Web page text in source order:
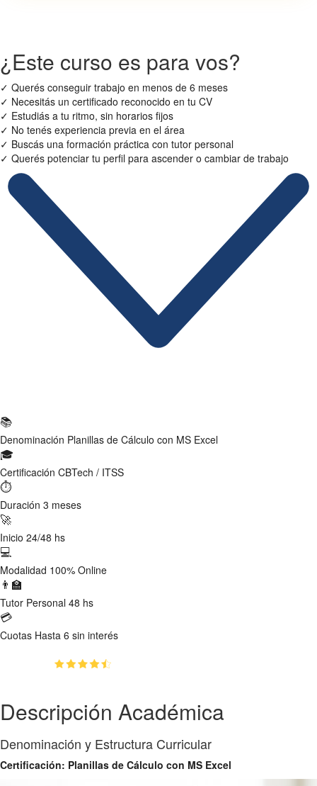
¿Este curso es para vos?
✓ Querés conseguir trabajo en menos de 6 meses
✓ Necesitás un certificado reconocido en tu CV
✓ Estudiás a tu ritmo, sin horarios fijos
✓ No tenés experiencia previa en el área
✓ Buscás una formación práctica con tutor personal
✓ Querés potenciar tu perfil para ascender o cambiar de trabajo
📚
Denominación Planillas de Cálculo con MS Excel
🎓
Certificación CBTech / ITSS
⏱
Duración 3 meses
🚀
Inicio 24/48 hs
💻
Modalidad 100% Online
👨‍🏫
Tutor Personal 48 hs
💳
Cuotas Hasta 6 sin interés
Descripción Académica
Denominación y Estructura Curricular
Certificación: Planillas de Cálculo con MS Excel